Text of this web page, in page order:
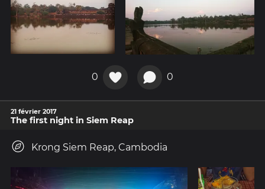
0 0
21 février 2017
The first night in Siem Reap
Krong Siem Reap, Cambodia